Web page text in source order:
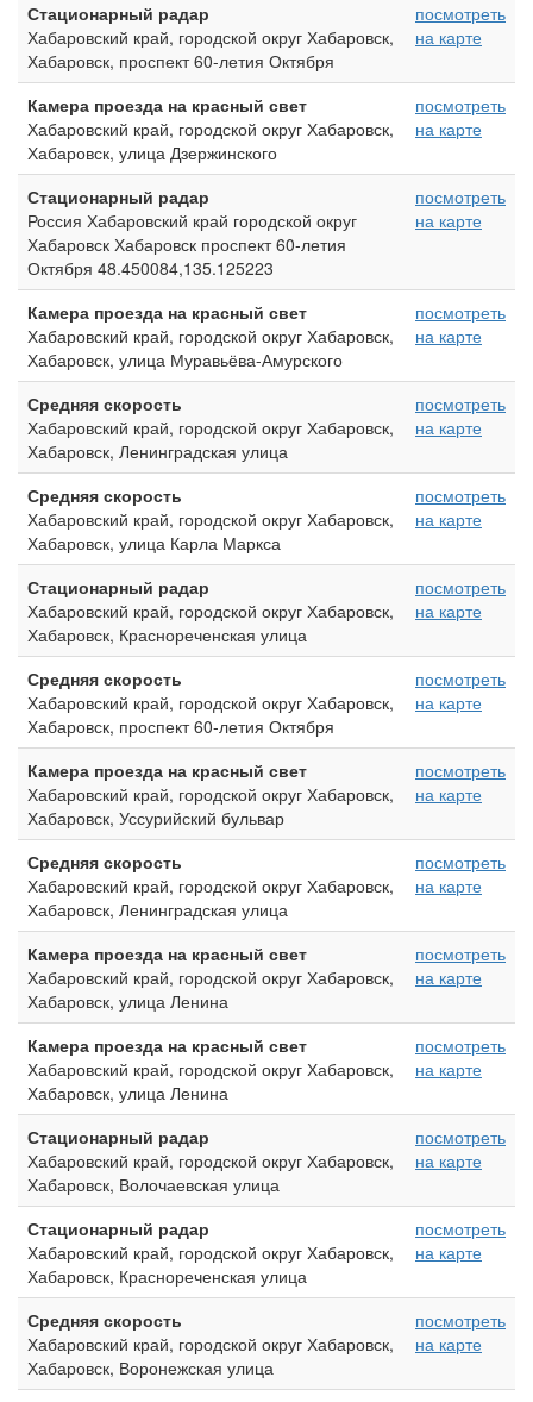
Стационарный радар
Хабаровский край, городской округ Хабаровск,
Хабаровск, проспект 60-летия Октября
посмотреть
на карте
Камера проезда на красный свет
Хабаровский край, городской округ Хабаровск,
Хабаровск, улица Дзержинского
посмотреть
на карте
Стационарный радар
Россия Хабаровский край городской округ
Хабаровск Хабаровск проспект 60-летия
Октября 48.450084,135.125223
посмотреть
на карте
Камера проезда на красный свет
Хабаровский край, городской округ Хабаровск,
Хабаровск, улица Муравьёва-Амурского
посмотреть
на карте
Средняя скорость
Хабаровский край, городской округ Хабаровск,
Хабаровск, Ленинградская улица
посмотреть
на карте
Средняя скорость
Хабаровский край, городской округ Хабаровск,
Хабаровск, улица Карла Маркса
посмотреть
на карте
Стационарный радар
Хабаровский край, городской округ Хабаровск,
Хабаровск, Краснореченская улица
посмотреть
на карте
Средняя скорость
Хабаровский край, городской округ Хабаровск,
Хабаровск, проспект 60-летия Октября
посмотреть
на карте
Камера проезда на красный свет
Хабаровский край, городской округ Хабаровск,
Хабаровск, Уссурийский бульвар
посмотреть
на карте
Средняя скорость
Хабаровский край, городской округ Хабаровск,
Хабаровск, Ленинградская улица
посмотреть
на карте
Камера проезда на красный свет
Хабаровский край, городской округ Хабаровск,
Хабаровск, улица Ленина
посмотреть
на карте
Камера проезда на красный свет
Хабаровский край, городской округ Хабаровск,
Хабаровск, улица Ленина
посмотреть
на карте
Стационарный радар
Хабаровский край, городской округ Хабаровск,
Хабаровск, Волочаевская улица
посмотреть
на карте
Стационарный радар
Хабаровский край, городской округ Хабаровск,
Хабаровск, Краснореченская улица
посмотреть
на карте
Средняя скорость
Хабаровский край, городской округ Хабаровск,
Хабаровск, Воронежская улица
посмотреть
на карте